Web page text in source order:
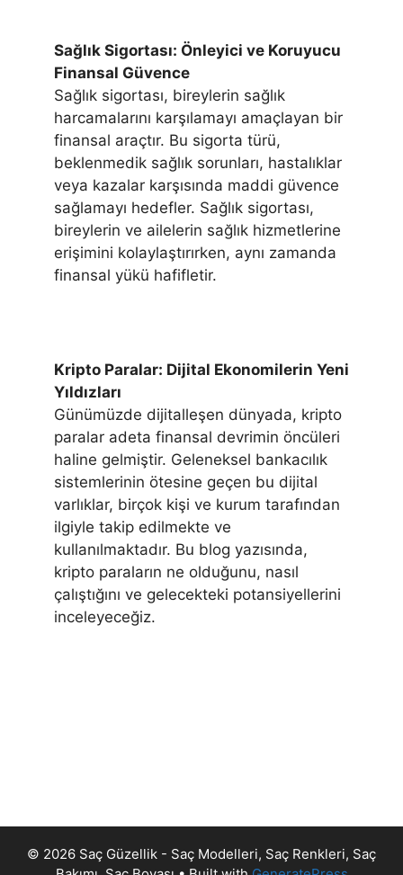
Sağlık Sigortası: Önleyici ve Koruyucu
Finansal Güvence
Sağlık sigortası, bireylerin sağlık
harcamalarını karşılamayı amaçlayan bir
finansal araçtır. Bu sigorta türü,
beklenmedik sağlık sorunları, hastalıklar
veya kazalar karşısında maddi güvence
sağlamayı hedefler. Sağlık sigortası,
bireylerin ve ailelerin sağlık hizmetlerine
erişimini kolaylaştırırken, aynı zamanda
finansal yükü hafifletir.
Kripto Paralar: Dijital Ekonomilerin Yeni
Yıldızları
Günümüzde dijitalleşen dünyada, kripto
paralar adeta finansal devrimin öncüleri
haline gelmiştir. Geleneksel bankacılık
sistemlerinin ötesine geçen bu dijital
varlıklar, birçok kişi ve kurum tarafından
ilgiyle takip edilmekte ve
kullanılmaktadır. Bu blog yazısında,
kripto paraların ne olduğunu, nasıl
çalıştığını ve gelecekteki potansiyellerini
inceleyeceğiz.
© 2026 Saç Güzellik - Saç Modelleri, Saç Renkleri, Saç